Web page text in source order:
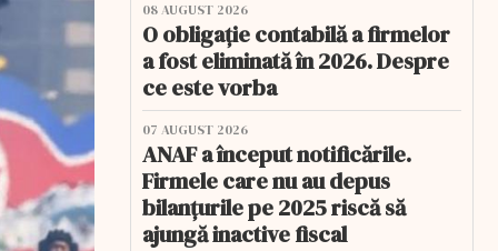
08 AUGUST 2026
O obligație contabilă a firmelor
a fost eliminată în 2026. Despre
ce este vorba
07 AUGUST 2026
ANAF a început notificările.
Firmele care nu au depus
bilanțurile pe 2025 riscă să
ajungă inactive fiscal